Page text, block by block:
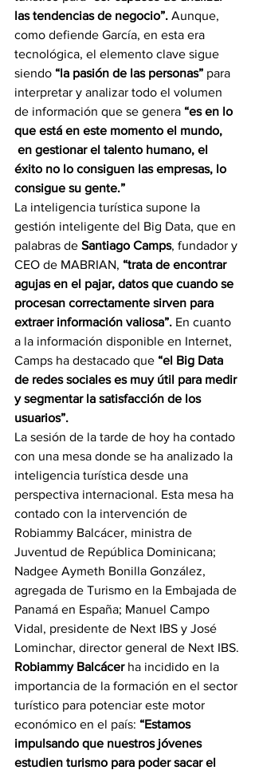
las tendencias de negocio”. Aunque,
como defiende García, en esta era
tecnológica, el elemento clave sigue
siendo “la pasión de las personas” para
interpretar y analizar todo el volumen
de información que se genera “es en lo
que está en este momento el mundo,
en gestionar el talento humano, el
éxito no lo consiguen las empresas, lo
consigue su gente.”
La inteligencia turística supone la
gestión inteligente del Big Data, que en
palabras de Santiago Camps, fundador y
CEO de MABRIAN, “trata de encontrar
agujas en el pajar, datos que cuando se
procesan correctamente sirven para
extraer información valiosa”. En cuanto
a la información disponible en Internet,
Camps ha destacado que “el Big Data
de redes sociales es muy útil para medir
y segmentar la satisfacción de los
usuarios”.
La sesión de la tarde de hoy ha contado
con una mesa donde se ha analizado la
inteligencia turística desde una
perspectiva internacional. Esta mesa ha
contado con la intervención de
Robiammy Balcácer, ministra de
Juventud de República Dominicana;
Nadgee Aymeth Bonilla González,
agregada de Turismo en la Embajada de
Panamá en España; Manuel Campo
Vidal, presidente de Next IBS y José
Lominchar, director general de Next IBS.
Robiammy Balcácer ha incidido en la
importancia de la formación en el sector
turístico para potenciar este motor
económico en el país: “Estamos
impulsando que nuestros jóvenes
estudien turismo para poder sacar el